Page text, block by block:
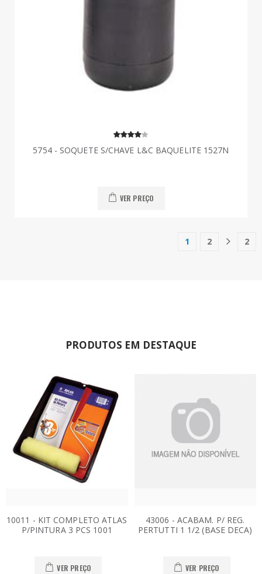
5754 - SOQUETE S/CHAVE L&C BAQUELITE 1527N
VER PREÇO
1(current)
2 2
PRODUTOS EM DESTAQUE
10011 - KIT COMPLETO ATLAS
P/PINTURA 3 PCS 1001
VER PREÇO
43006 - ACABAM. P/ REG.
PERTUTTI 1 1/2 (BASE DECA)
VER PREÇO